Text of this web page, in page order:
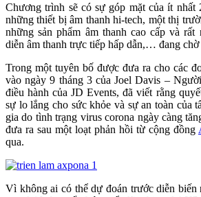
Chương trình sẽ có sự góp mặt của ít nhất
những thiết bị âm thanh hi-tech, một thị
những sản phẩm âm thanh cao cấp và rất
diễn âm thanh trực tiếp hấp dẫn,… đang chờ
Trong một tuyên bố được đưa ra cho các
vào ngày 9 tháng 3 của Joel Davis –
điều hành của JD Events, đã viết rằng
sự lo lắng cho sức khỏe và sự an toàn của
gia do tình trạng virus corona ngày càng
đưa ra sau một loạt phản hồi từ cộng đồng
qua.
Vì không ai có thể dự đoán trước diễn biến